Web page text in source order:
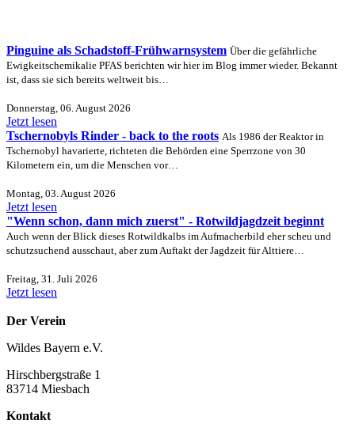
Pinguine als Schadstoff-Frühwarnsystem Über die gefährliche
Ewigkeitschemikalie PFAS berichten wir hier im Blog immer wieder. Bekannt
ist, dass sie sich bereits weltweit bis…
Donnerstag, 06. August 2026
Jetzt lesen
Tschernobyls Rinder - back to the roots Als 1986 der Reaktor in
Tschernobyl havarierte, richteten die Behörden eine Sperrzone von 30
Kilometern ein, um die Menschen vor…
Montag, 03. August 2026
Jetzt lesen
"Wenn schon, dann mich zuerst" - Rotwildjagdzeit beginnt
Auch wenn der Blick dieses Rotwildkalbs im Aufmacherbild eher scheu und
schutzsuchend ausschaut, aber zum Auftakt der Jagdzeit für Alttiere…
Freitag, 31. Juli 2026
Jetzt lesen
Der Verein
Wildes Bayern e.V.
Hirschbergstraße 1
83714 Miesbach
Kontakt